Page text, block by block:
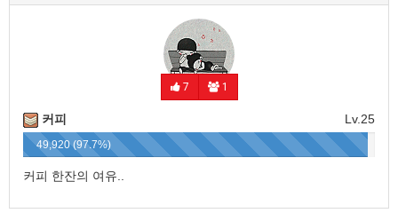
7 1
Lv.25
커피
49,920 (97.7%)
커피 한잔의 여유..